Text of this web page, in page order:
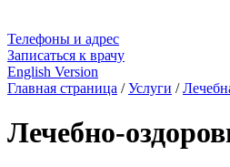
Телефоны и адрес
Записаться к врачу
English Version
Главная страница / Услуги /
Лечебно-